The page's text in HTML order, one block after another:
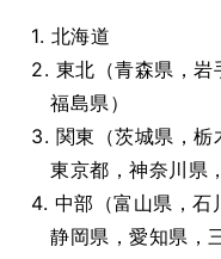
1. 北海道
2. 東北（青森県，岩
福島県）
3. 関東（茨城県，栃
東京都，神奈川県
4. 中部（富山県，石
静岡県，愛知県，